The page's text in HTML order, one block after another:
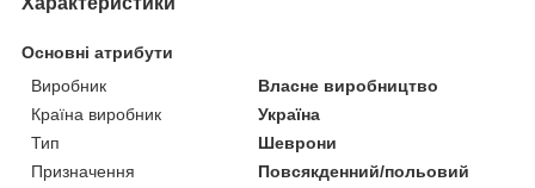
Основні атрибути
Виробник
Власне виробництво
Країна виробник
Україна
Тип
Шеврони
Призначення
Повсякденний/польовий